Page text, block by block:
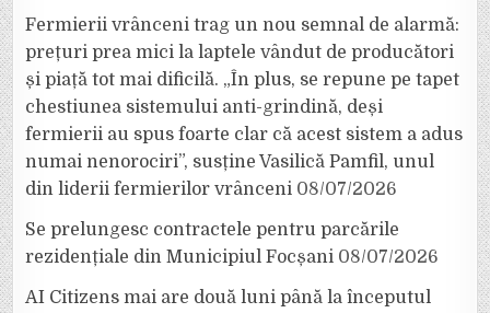
Fermierii vrânceni trag un nou semnal de alarmă:
prețuri prea mici la laptele vândut de producători
și piață tot mai dificilă. „În plus, se repune pe tapet
chestiunea sistemului anti-grindină, deși
fermierii au spus foarte clar că acest sistem a adus
numai nenorociri”, susține Vasilică Pamfil, unul
din liderii fermierilor vrânceni 08/07/2026
Se prelungesc contractele pentru parcările
rezidențiale din Municipiul Focșani 08/07/2026
AI Citizens mai are două luni până la începutul